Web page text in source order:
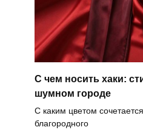
С чем носить хаки:
шумном городе
С каким цветом
благородного